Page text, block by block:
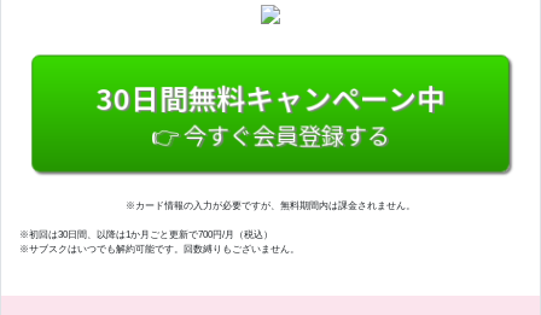
30日間無料キャンペーン中
👉 今すぐ会員登録する
※カード情報の入力が必要ですが、無料期間内は課金されません。
※初回は30日間、以降は1か月ごと更新で700円/月（税込）
※サブスクはいつでも解約可能です。回数縛りもございません。